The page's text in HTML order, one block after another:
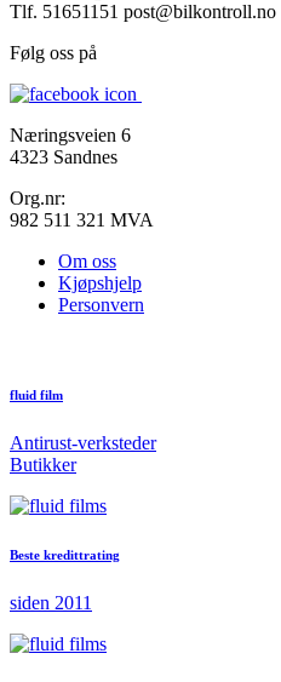
Tlf. 51651151 post@bilkontroll.no
Følg oss på
Næringsveien 6
4323 Sandnes
Org.nr:
982 511 321 MVA
Om oss
Kjøpshjelp
Personvern
fluid film
Antirust-verksteder
Butikker
Beste kredittrating
siden 2011